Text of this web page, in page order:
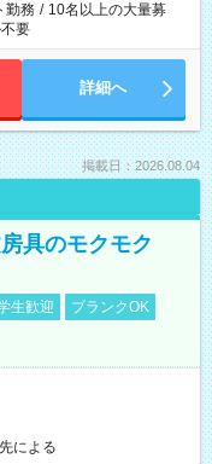
勤務 / 10名以上の大量募
要
詳細へ
掲載日：2026.08.04
具のモクモク
生歓迎
ブランクOK
による